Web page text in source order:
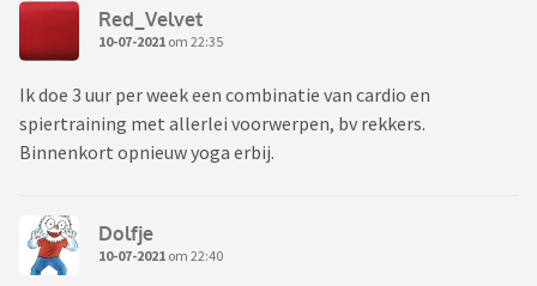
Red_Velvet
10-07-2021 om 22:35
Ik doe 3 uur per week een combinatie van cardio en
spiertraining met allerlei voorwerpen, bv rekkers.
Binnenkort opnieuw yoga erbij.
Dolfje
10-07-2021 om 22:40